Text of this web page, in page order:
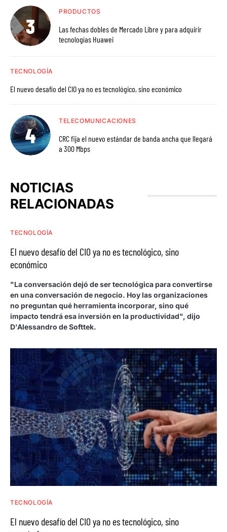
PRODUCTOS
Las fechas dobles de Mercado Libre y para adquirir
tecnologías Huawei
TECNOLOGÍA
El nuevo desafío del CIO ya no es tecnológico, sino económico
TELECOMUNICACIONES
CRC fija el nuevo estándar de banda ancha que llegará
a 300 Mbps
NOTICIAS
RELACIONADAS
TECNOLOGÍA
El nuevo desafío del CIO ya no es tecnológico, sino
económico
"La conversación dejó de ser tecnológica para convertirse
en una conversación de negocio. Hoy las organizaciones
no preguntan qué herramienta incorporar, sino qué
impacto tendrá esa inversión en la productividad", dijo
D'Alessandro de Softtek.
TECNOLOGÍA
El nuevo desafío del CIO ya no es tecnológico, sino